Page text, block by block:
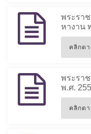
พระรา
หางาน
คลิกด
พระรา
พ.ศ.
คลิกด